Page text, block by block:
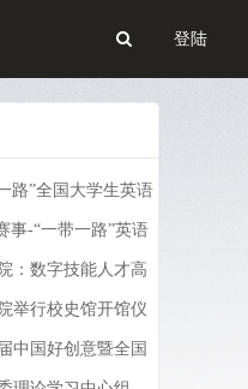
登陆
路”全国大学生英语
中！
事-“一带一路”英语
！：数字技能人才高
举行校史馆开馆仪
中国好创意暨全国